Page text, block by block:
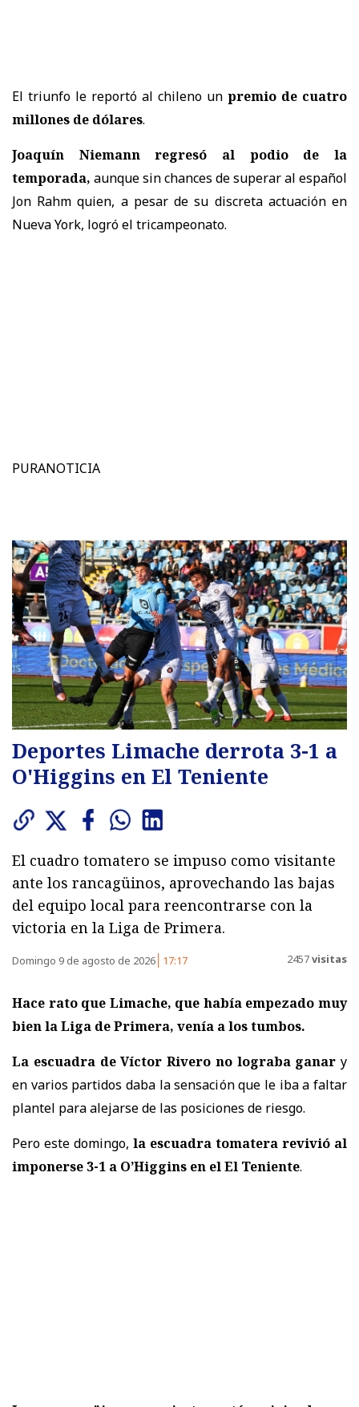
El triunfo le reportó al chileno un premio de cuatro
millones de dólares.
Joaquín Niemann regresó al podio de la
temporada, aunque sin chances de superar al español
Jon Rahm quien, a pesar de su discreta actuación en
Nueva York, logró el tricampeonato.
PURANOTICIA
Deportes Limache derrota 3-1 a
O'Higgins en El Teniente
El cuadro tomatero se impuso como visitante
ante los rancagüinos, aprovechando las bajas
del equipo local para reencontrarse con la
victoria en la Liga de Primera.
Domingo 9 de agosto de 2026 17:17 2457visitas
Hace rato que Limache, que había empezado muy
bien la Liga de Primera, venía a los tumbos.
La escuadra de Víctor Rivero no lograba ganar y
en varios partidos daba la sensación que le iba a faltar
plantel para alejarse de las posiciones de riesgo.
Pero este domingo, la escuadra tomatera revivió al
imponerse 3-1 a O’Higgins en el El Teniente.